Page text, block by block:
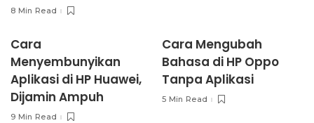
8 Min Read
Cara
Menyembunyikan
Aplikasi di HP Huawei,
Dijamin Ampuh
9 Min Read
Cara Mengubah
Bahasa di HP Oppo
Tanpa Aplikasi
5 Min Read